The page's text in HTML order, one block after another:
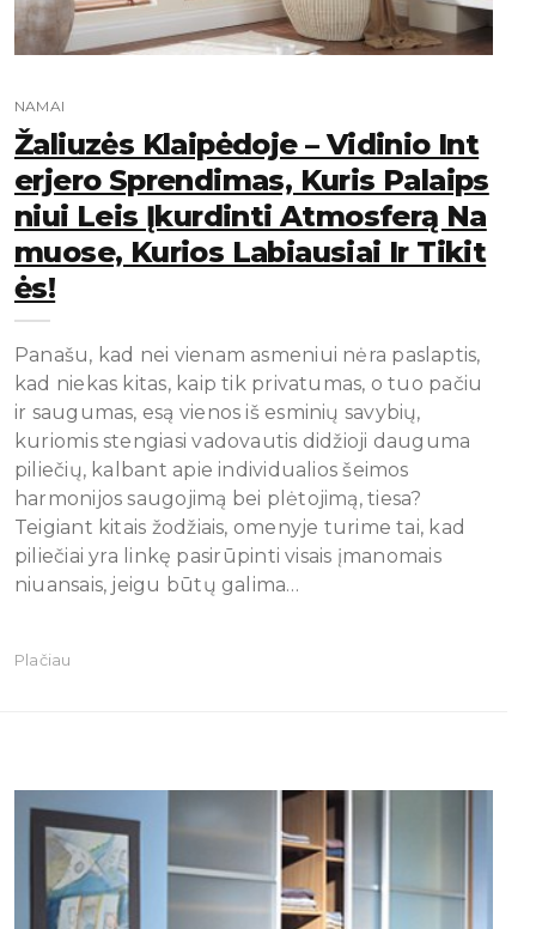
NAMAI
Žaliuzės Klaipėdoje – Vidinio Int
Erjero Sprendimas, Kuris Palaips
Niui Leis Įkurdinti Atmosferą Na
Muose, Kurios Labiausiai Ir Tikit
Ės!
Panašu, kad nei vienam asmeniui nėra paslaptis,
kad niekas kitas, kaip tik privatumas, o tuo pačiu
ir saugumas, esą vienos iš esminių savybių,
kuriomis stengiasi vadovautis didžioji dauguma
piliečių, kalbant apie individualios šeimos
harmonijos saugojimą bei plėtojimą, tiesa?
Teigiant kitais žodžiais, omenyje turime tai, kad
piliečiai yra linkę pasirūpinti visais įmanomais
niuansais, jeigu būtų galima…
Plačiau